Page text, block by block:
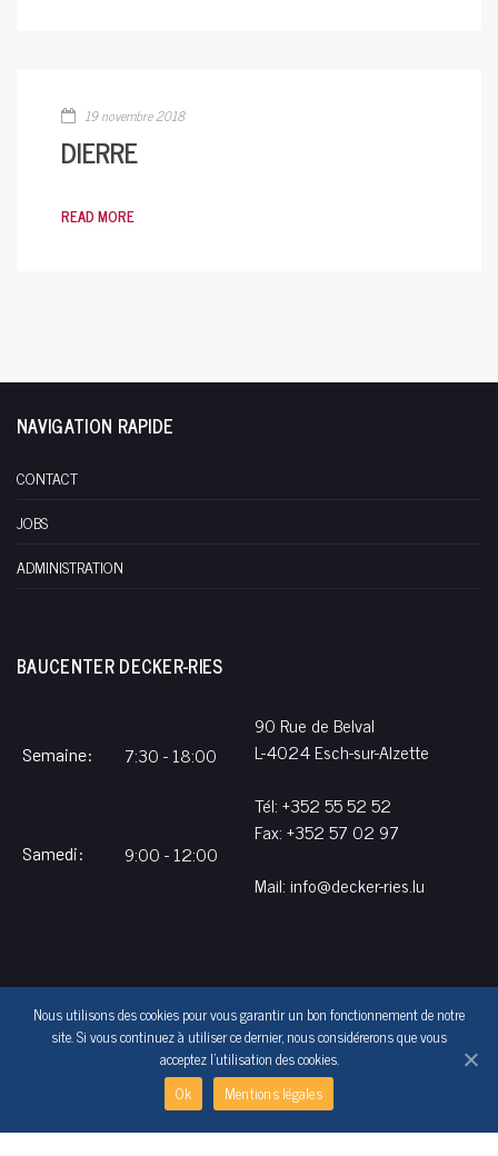
19 novembre 2018
DIERRE
READ MORE
NAVIGATION RAPIDE
CONTACT
JOBS
ADMINISTRATION
BAUCENTER DECKER-RIES
Semaine: 7:30 - 18:00
90 Rue de Belval
L-4024 Esch-sur-Alzette
Tél:+352 55 52 52
Fax: +352 57 02 97
Mail:info@decker-ries.lu
Samedi: 9:00 - 12:00
Tous droits réservés © Baucenter Decker-Ries
Dispositions Legales
Nous utilisons des cookies pour vous garantir un bon fonctionnement de notre
site. Si vous continuez à utiliser ce dernier, nous considérerons que vous
acceptez l'utilisation des cookies.
Ok
Mentions légales